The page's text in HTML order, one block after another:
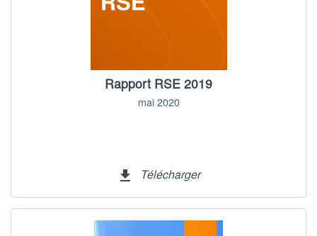
Rapport RSE 2019
mai 2020
file_download Télécharger